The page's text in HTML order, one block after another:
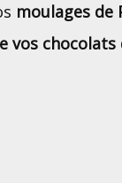
moulages de
vos